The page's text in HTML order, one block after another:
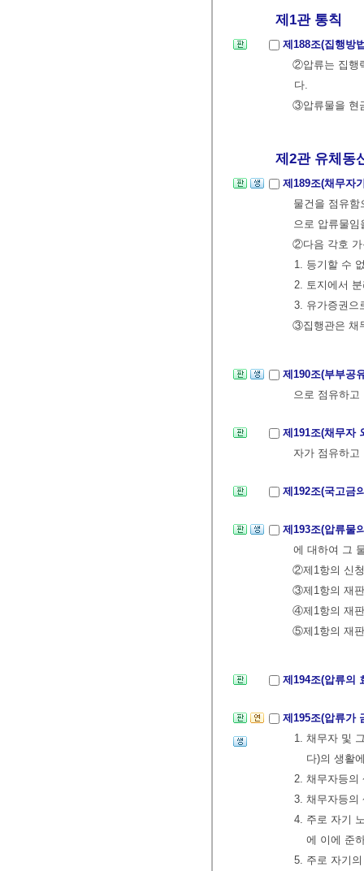
제1관 통칙
제188조(집행방
②압류는 집행
다.
③압류물을 현
제2관 유체동산
제189조(채무자
물건을 점유
으로 압류물
②다음 각호 가
1. 등기할 수
2. 토지에서
3. 유가증권으
③집행관은 채
제190조(부부공
으로 점유하
제191조(채무자
자가 점유하
제192조(국고금
제193조(압류물
에 대하여 그
②제1항의 신
③제1항의 재
④제1항의 재
⑤제1항의 재
제194조(압류의
제195조(압류가
1. 채무자 및
다)의 생활
2. 채무자등의
3. 채무자등의
4. 주로 자기
에 이에 준
5. 주로 자기